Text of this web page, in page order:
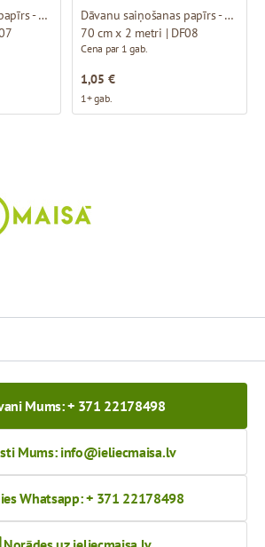
Dāvanu saiņošanas papīrs - ar eglītes dizainu
Dāvanu saiņošanas papīrs - ar brieža dizainu
70 cm x 2 metri | DF08
Cena par 1 gab.
1,05 €
1+ gab.
Mums: + 371 22178498
Mums: info@ieliecmaisa.lv
Whatsapp: + 371 22178498